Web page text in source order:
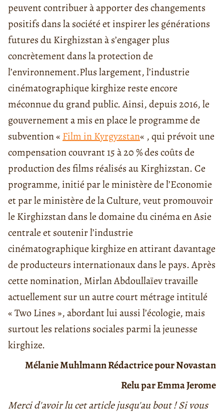
peuvent contribuer à apporter des changements
positifs dans la société et inspirer les générations
futures du Kirghizstan à s’engager plus
concrètement dans la protection de
l’environnement.Plus largement, l’industrie
cinématographique kirghize reste encore
méconnue du grand public. Ainsi, depuis 2016, le
gouvernement a mis en place le programme de
subvention « Film in Kyrgyzstan« , qui prévoit une
compensation couvrant 15 à 20 % des coûts de
production des films réalisés au Kirghizstan. Ce
programme, initié par le ministère de l’Economie
et par le ministère de la Culture, veut promouvoir
le Kirghizstan dans le domaine du cinéma en Asie
centrale et soutenir l’industrie
cinématographique kirghize en attirant davantage
de producteurs internationaux dans le pays.Après
cette nomination, Mirlan Abdoullaïev travaille
actuellement sur un autre court métrage intitulé
« Two Lines », abordant lui aussi l’écologie, mais
surtout les relations sociales parmi la jeunesse
kirghize.
Mélanie MuhlmannRédactrice pour Novastan
Relu par Emma Jerome
Merci d'avoir lu cet article jusqu'au bout ! Si vous